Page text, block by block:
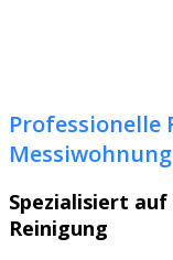
Professionelle
Spezialisiert auf
Reinigung